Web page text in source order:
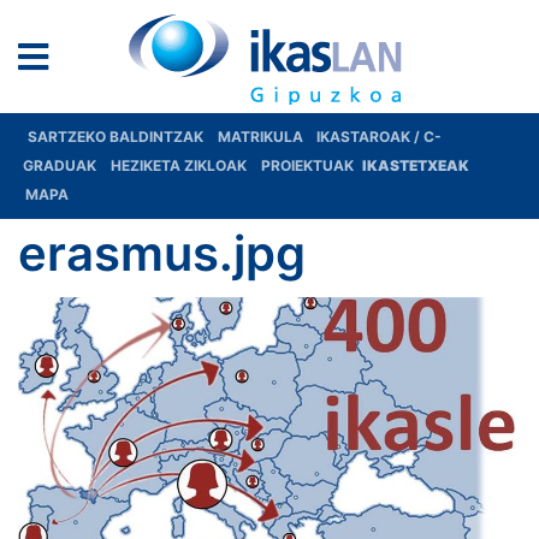
SARTZEKO BALDINTZAK MATRIKULA
IKASTAROAK / C-
GRADUAK
HEZIKETA ZIKLOAK PROIEKTUAK IKASTETXEAK
MAPA
erasmus.jpg